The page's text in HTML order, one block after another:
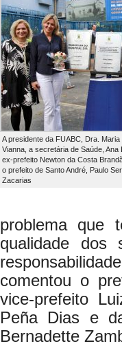
A presidente da FUABC, Dra.
Vianna, a secretária de Saúde, Ana
ex-prefeito Newton da Costa
o prefeito de Santo André, Paulo
Zacarias
problema que
qualidade dos
comentou o
vice-prefeito
Peña Dias e
Bernadette